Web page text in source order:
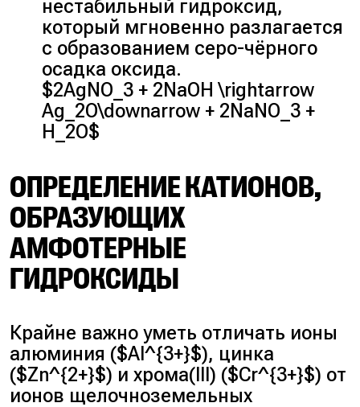
нестабильный гидроксид,
который мгновенно разлагается
с образованием серо-чёрного
осадка оксида.
$2AgNO_3 + 2NaOH \rightarrow
Ag_2O\downarrow + 2NaNO_3 +
H_2O$
ОПРЕДЕЛЕНИЕ КАТИОНОВ,
ОБРАЗУЮЩИХ
АМФОТЕРНЫЕ
ГИДРОКСИДЫ
Крайне важно уметь отличать ионы
алюминия ($Al^{3+}$), цинка
($Zn^{2+}$) и хрома(III) ($Cr^{3+}$) от
ионов щелочноземельных